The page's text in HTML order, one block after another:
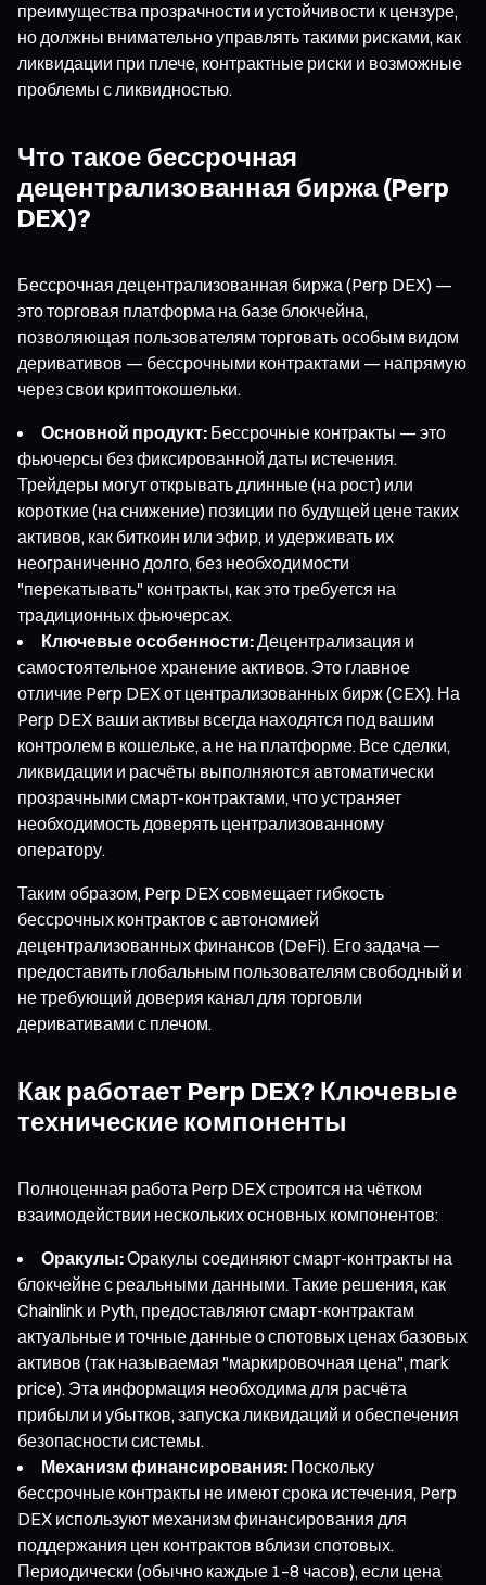
преимущества прозрачности и устойчивости к цензуре,
но должны внимательно управлять такими рисками, как
ликвидации при плече, контрактные риски и возможные
проблемы с ликвидностью.
Что такое бессрочная
децентрализованная биржа (Perp
DEX)?
Бессрочная децентрализованная биржа (Perp DEX) —
это торговая платформа на базе блокчейна,
позволяющая пользователям торговать особым видом
деривативов — бессрочными контрактами — напрямую
через свои криптокошельки.
Основной продукт: Бессрочные контракты — это
фьючерсы без фиксированной даты истечения.
Трейдеры могут открывать длинные (на рост) или
короткие (на снижение) позиции по будущей цене таких
активов, как биткоин или эфир, и удерживать их
неограниченно долго, без необходимости
"перекатывать" контракты, как это требуется на
традиционных фьючерсах.
Ключевые особенности:Децентрализация и
самостоятельное хранение активов. Это главное
отличие Perp DEX от централизованных бирж (CEX). На
Perp DEX ваши активы всегда находятся под вашим
контролем в кошельке, а не на платформе. Все сделки,
ликвидации и расчёты выполняются автоматически
прозрачными смарт-контрактами, что устраняет
необходимость доверять централизованному
оператору.
Таким образом, Perp DEX совмещает гибкость
бессрочных контрактов с автономией
децентрализованных финансов (DeFi). Его задача —
предоставить глобальным пользователям свободный и
не требующий доверия канал для торговли
деривативами с плечом.
Как работает Perp DEX? Ключевые
технические компоненты
Полноценная работа Perp DEX строится на чётком
взаимодействии нескольких основных компонентов:
Оракулы:Оракулы соединяют смарт-контракты на
блокчейне с реальными данными. Такие решения, как
Chainlink и Pyth, предоставляют смарт-контрактам
актуальные и точные данные о спотовых ценах базовых
активов (так называемая "маркировочная цена", mark
price). Эта информация необходима для расчёта
прибыли и убытков, запуска ликвидаций и обеспечения
безопасности системы.
Механизм финансирования: Поскольку
бессрочные контракты не имеют срока истечения, Perp
DEX используют механизм финансирования для
поддержания цен контрактов вблизи спотовых.
Периодически (обычно каждые 1–8 часов), если цена